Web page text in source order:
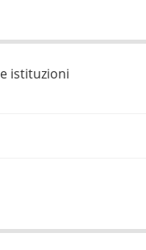
istituzioni